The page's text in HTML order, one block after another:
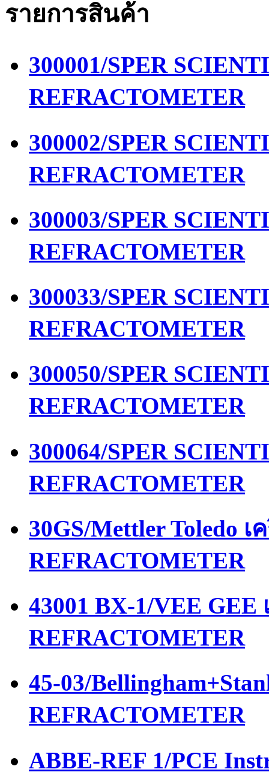
รายการสินค้า
300001/SPER
REFRACTOMETER
300002/SPER
REFRACTOMETER
300003/SPER
REFRACTOMETER
300033/SPER
REFRACTOMETER
300050/SPER
REFRACTOMETER
300064/SPER
REFRACTOMETER
30GS/Mettler Toledo
REFRACTOMETER
43001 BX-1/VEE
REFRACTOMETER
45-03/
REFRACTOMETER
ABBE-REF 1/PCE